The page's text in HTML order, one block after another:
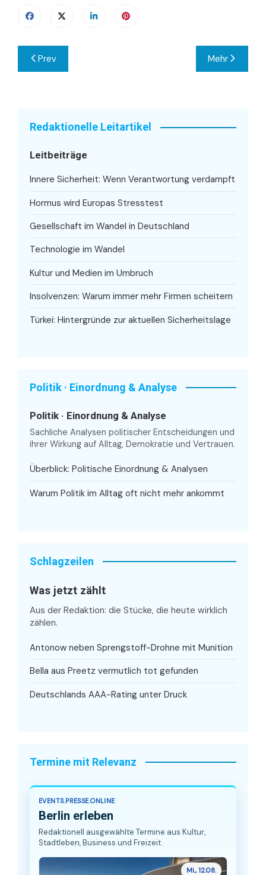
Beitragsnavigation
Prev Mehr
Redaktionelle Leitartikel
Leitbeiträge
Innere Sicherheit: Wenn Verantwortung verdampft
Hormus wird Europas Stresstest
Gesellschaft im Wandel in Deutschland
Technologie im Wandel
Kultur und Medien im Umbruch
Insolvenzen: Warum immer mehr Firmen scheitern
Türkei: Hintergründe zur aktuellen Sicherheitslage
Politik · Einordnung & Analyse
Politik · Einordnung & Analyse
Sachliche Analysen politischer Entscheidungen und
ihrer Wirkung auf Alltag, Demokratie und Vertrauen.
Überblick: Politische Einordnung & Analysen
Warum Politik im Alltag oft nicht mehr ankommt
Schlagzeilen
Was jetzt zählt
Aus der Redaktion: die Stücke, die heute wirklich
zählen.
Antonow neben Sprengstoff-Drohne mit Munition
Bella aus Preetz vermutlich tot gefunden
Deutschlands AAA-Rating unter Druck
Termine mit Relevanz
EVENTS.PRESSE.ONLINE
Berlin erleben
Redaktionell ausgewählte Termine aus Kultur,
Stadtleben, Business und Freizeit.
Mi., 12.08.